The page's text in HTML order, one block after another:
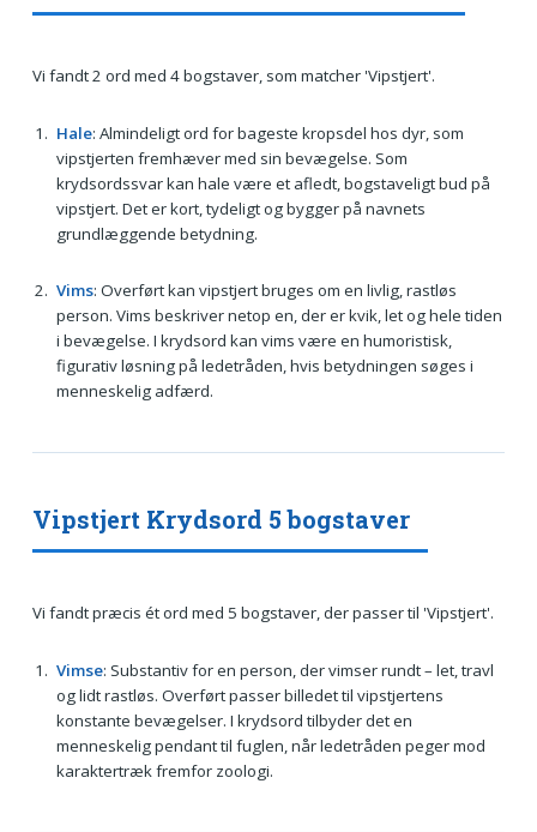
Vi fandt 2 ord med 4 bogstaver, som matcher 'Vipstjert'.
Hale: Almindeligt ord for bageste kropsdel hos dyr, som
vipstjerten fremhæver med sin bevægelse. Som
krydsordssvar kan hale være et afledt, bogstaveligt bud på
vipstjert. Det er kort, tydeligt og bygger på navnets
grundlæggende betydning.
Vims: Overført kan vipstjert bruges om en livlig, rastløs
person. Vims beskriver netop en, der er kvik, let og hele tiden
i bevægelse. I krydsord kan vims være en humoristisk,
figurativ løsning på ledetråden, hvis betydningen søges i
menneskelig adfærd.
Vipstjert Krydsord 5 bogstaver
Vi fandt præcis ét ord med 5 bogstaver, der passer til 'Vipstjert'.
Vimse: Substantiv for en person, der vimser rundt – let, travl
og lidt rastløs. Overført passer billedet til vipstjertens
konstante bevægelser. I krydsord tilbyder det en
menneskelig pendant til fuglen, når ledetråden peger mod
karaktertræk fremfor zoologi.